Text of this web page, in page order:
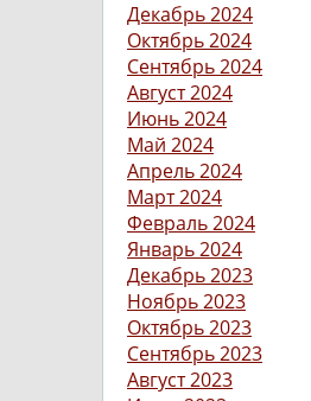
Декабрь 2024
Октябрь 2024
Сентябрь 2024
Август 2024
Июнь 2024
Май 2024
Апрель 2024
Март 2024
Февраль 2024
Январь 2024
Декабрь 2023
Ноябрь 2023
Октябрь 2023
Сентябрь 2023
Август 2023